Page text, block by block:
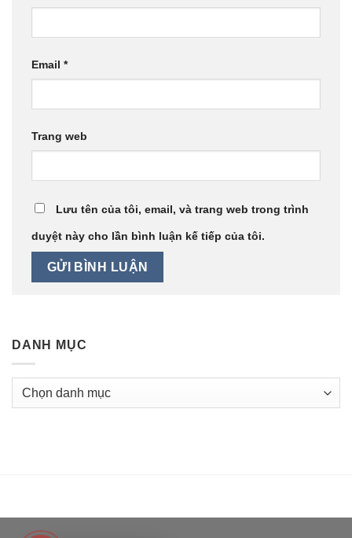
Email *
Trang web
Lưu tên của tôi, email, và trang web trong trình
duyệt này cho lần bình luận kế tiếp của tôi.
DANH MỤC
Danh